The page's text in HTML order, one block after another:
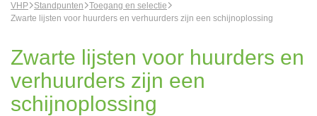
VHP Standpunten
Toegang en selectie
Zwarte lijsten voor huurders en verhuurders zijn een schijnoplossing
Zwarte lijsten voor huurders en
verhuurders zijn een
schijnoplossing